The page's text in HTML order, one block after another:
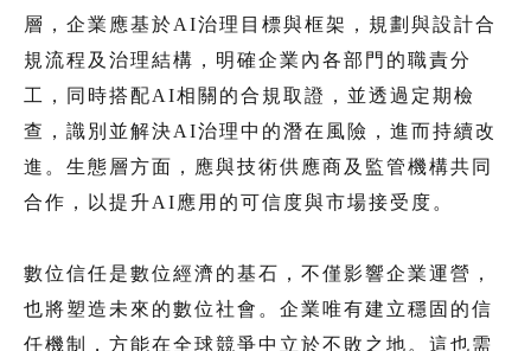
層，企業應基於AI治理目標與框架，規劃與設計合
規流程及治理結構，明確企業內各部門的職責分
工，同時搭配AI相關的合規取證，並透過定期檢
查，識別並解決AI治理中的潛在風險，進而持續改
進。生態層方面，應與技術供應商及監管機構共同
合作，以提升AI應用的可信度與市場接受度。
數位信任是數位經濟的基石，不僅影響企業運營，
也將塑造未來的數位社會。企業唯有建立穩固的信
任機制，方能在全球競爭中立於不敗之地。這也需